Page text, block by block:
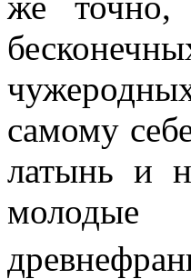
самому
латынь и